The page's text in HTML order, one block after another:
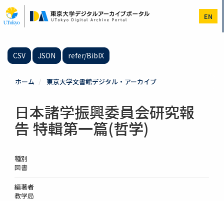
イ
ン
EN
CSV JSON refer/BibIX
ホーム 東京大学文書館デジタル・アーカイブ
日本諸学振興委員会研究報
告 特輯第一篇(哲学)
種別
図書
編著者
教学局